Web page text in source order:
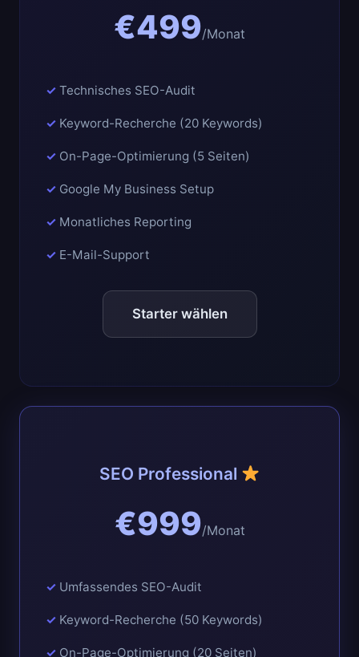
€499/Monat
Technisches SEO-Audit
Keyword-Recherche (20 Keywords)
On-Page-Optimierung (5 Seiten)
Google My Business Setup
Monatliches Reporting
E-Mail-Support
Starter wählen
SEO Professional
€999/Monat
Umfassendes SEO-Audit
Keyword-Recherche (50 Keywords)
On-Page-Optimierung (20 Seiten)